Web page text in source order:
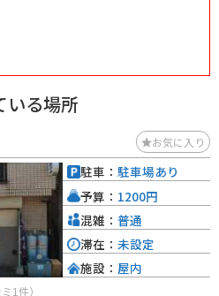
いる場所
お気に入り
1件）
駐車： 駐車場あり
予算： 1200円
混雑： 普通
滞在： 未設定
施設： 屋内